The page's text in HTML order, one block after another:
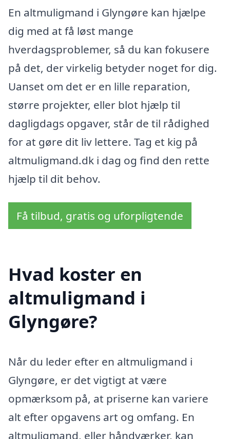
En altmuligmand i Glyngøre kan hjælpe
dig med at få løst mange
hverdagsproblemer, så du kan fokusere
på det, der virkelig betyder noget for dig.
Uanset om det er en lille reparation,
større projekter, eller blot hjælp til
dagligdags opgaver, står de til rådighed
for at gøre dit liv lettere. Tag et kig på
altmuligmand.dk i dag og find den rette
hjælp til dit behov.
Få tilbud, gratis og uforpligtende
Hvad koster en
altmuligmand i
Glyngøre?
Når du leder efter en altmuligmand i
Glyngøre, er det vigtigt at være
opmærksom på, at priserne kan variere
alt efter opgavens art og omfang. En
altmuligmand, eller håndværker, kan